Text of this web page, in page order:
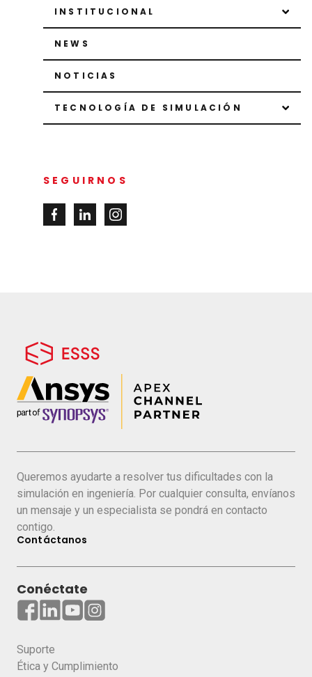
INSTITUCIONAL
NEWS
NOTICIAS
TECNOLOGÍA DE SIMULACIÓN
SEGUIRNOS
Queremos ayudarte a resolver tus dificultades con la
simulación en ingeniería. Por cualquier consulta, envíanos
un mensaje y un especialista se pondrá en contacto
contigo.
Contáctanos
Conéctate
Suporte
Ética y Cumplimiento